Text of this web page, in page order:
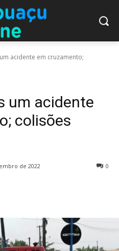
acidente em cruzamento;
um acidente
colisões
de 2022 0